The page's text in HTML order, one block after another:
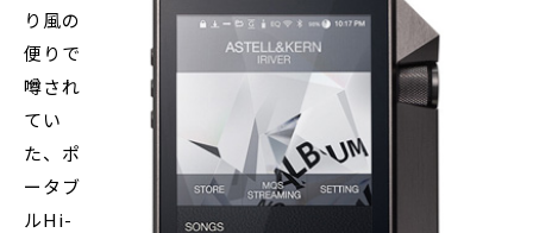
り風の
便りで
噂され
てい
た、ポ
ータブ
ルHi-